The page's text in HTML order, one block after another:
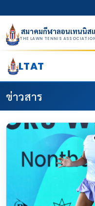
สมาคมกีฬาลอนเทนนิส
THE LAWN TENNIS
LTAT
ข่าวสาร